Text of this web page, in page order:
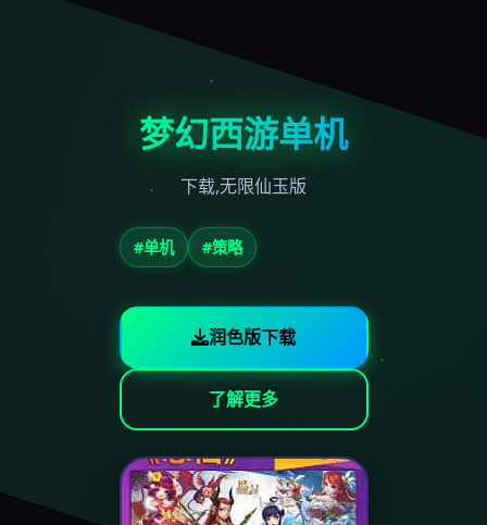
梦幻西游单机
下载,无限仙玉版
#单机 #策略
润色版下载
了解更多